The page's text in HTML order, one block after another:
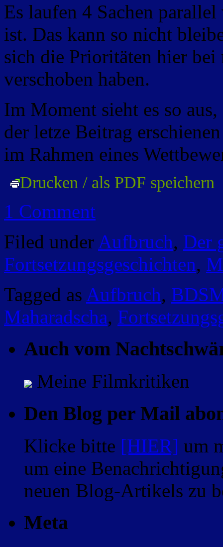
Es laufen 4 Sachen
ist. Das kann so nicht
sich die Prioritäten hier
verschoben haben.
Im Moment sieht es so
der letze Beitrag
im Rahmen eines
Drucken / als PDF speichern
1 Comment
Filed under Aufbruch, Der
Fortsetzungsgeschichten,
Tagged as Aufbruch,
Maharadscha,
Auch vom
Meine Filmkritiken
Den Blog per Mail
Klicke bitte [HIER] um
um eine
neuen Blog-Artikels zu
Meta